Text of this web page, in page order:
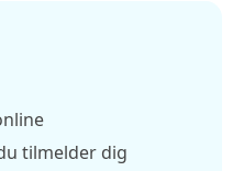
tilmelder dig